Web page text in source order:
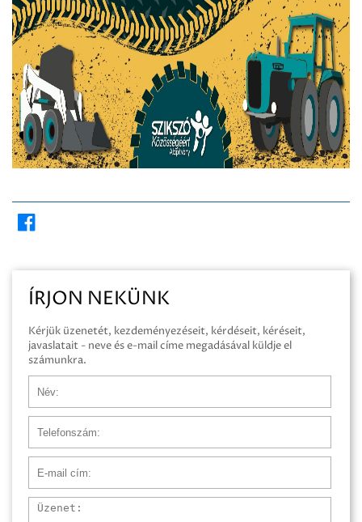
ÍRJON NEKÜNK
Kérjük üzenetét, kezdeményezéseit, kérdéseit, kéréseit,
javaslatait - neve és e-mail címe megadásával küldje el
számunkra.
Üzenet